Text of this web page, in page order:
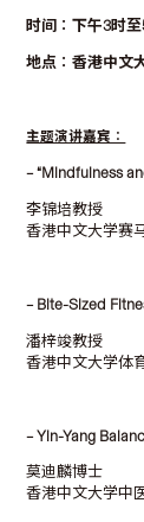
时间︰下午3时
地点︰香港中文
主题演讲嘉宾︰
– “Mindfulness
李锦培教授
香港中文大学赛
– Bite-Sized
潘梓竣教授
香港中文大学体
– Yin-Yang
莫迪麟博士
香港中文大学中